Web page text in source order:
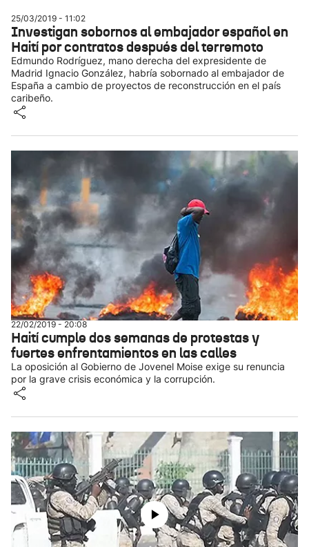
25/03/2019 - 11:02
Investigan sobornos al embajador español en
Haití por contratos después del terremoto
Edmundo Rodríguez, mano derecha del expresidente de
Madrid Ignacio González, habría sobornado al embajador de
España a cambio de proyectos de reconstrucción en el país
caribeño.
22/02/2019 - 20:08
Haití cumple dos semanas de protestas y
fuertes enfrentamientos en las calles
La oposición al Gobierno de Jovenel Moise exige su renuncia
por la grave crisis económica y la corrupción.